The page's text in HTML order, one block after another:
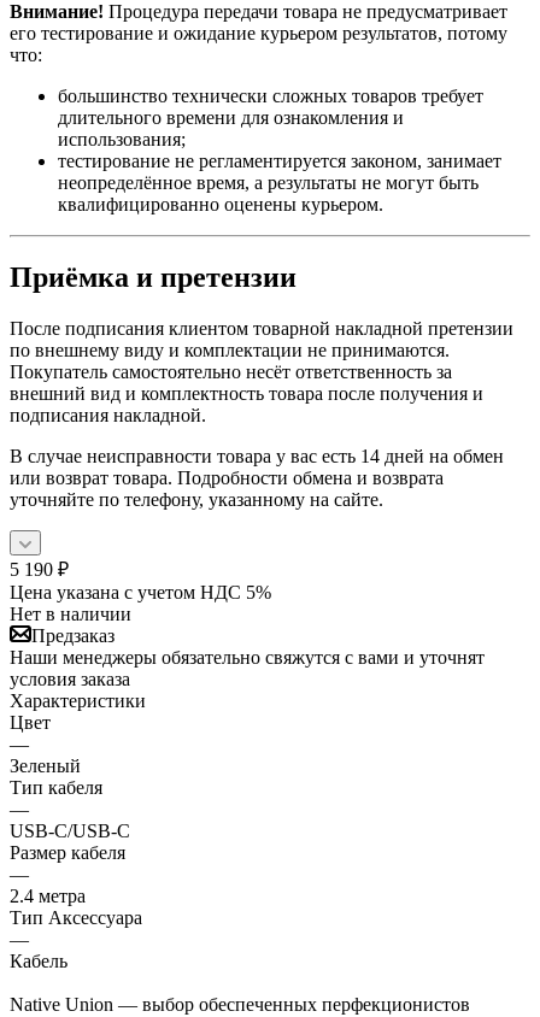
Внимание! Процедура передачи товара не предусматривает
его тестирование и ожидание курьером результатов, потому
что:
большинство технически сложных товаров требует
длительного времени для ознакомления и
использования;
тестирование не регламентируется законом, занимает
неопределённое время, а результаты не могут быть
квалифицированно оценены курьером.
Приёмка и претензии
После подписания клиентом товарной накладной претензии
по внешнему виду и комплектации не принимаются.
Покупатель самостоятельно несёт ответственность за
внешний вид и комплектность товара после получения и
подписания накладной.
В случае неисправности товара у вас есть 14 дней на обмен
или возврат товара. Подробности обмена и возврата
уточняйте по телефону, указанному на сайте.
5 190 ₽
Цена указана с учетом НДС 5%
Нет в наличии
Предзаказ
Наши менеджеры обязательно свяжутся с вами и уточнят
условия заказа
Характеристики
Цвет
—
Зеленый
Тип кабеля
—
USB-C/USB-C
Размер кабеля
—
2.4 метра
Тип Аксессуара
—
Кабель
Native Union — выбор обеспеченных перфекционистов